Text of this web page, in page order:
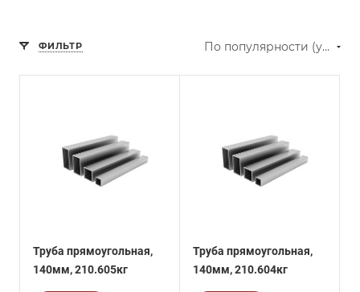
ФИЛЬТР По популярности (убывание)
Труба прямоугольная,
140мм, 210.605кг
Труба прямоугольная,
140мм, 210.604кг